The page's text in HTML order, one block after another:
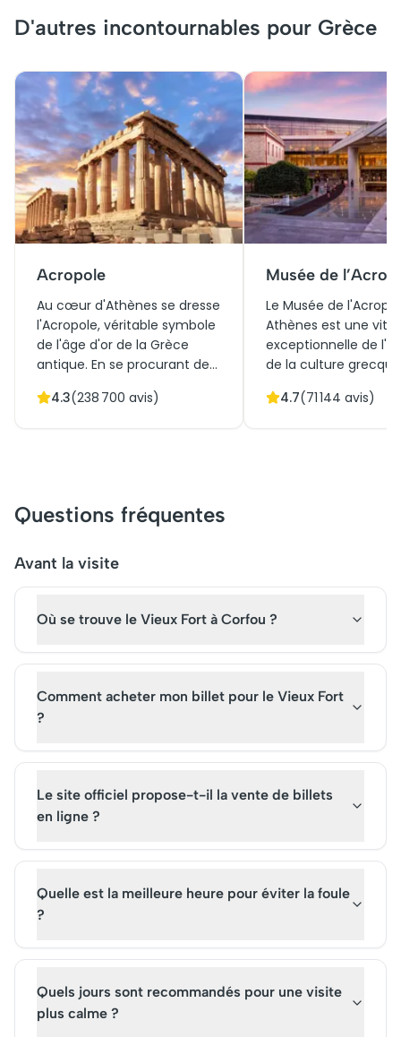
D'autres incontournables pour Grèce
Acropole
Au cœur d'Athènes se dresse
l'Acropole, véritable symbole
de l'âge d'or de la Grèce
antique. En se procurant des
découvre des trésors
immersion dans l'histoire,
entre temples sacrés et vues
Chaque pierre raconte des
voyage captivant dans le
4.3(238 700 avis)
Musée de
Le Musée de
Athènes est une
exceptionnelle de
de la culture
trésors de l'Acropole,
réserver vos billets à
ce lieu culturel
4.7(71 144 avis)
Questions fréquentes
Avant la visite
Où se trouve le Vieux Fort à Corfou ?
Comment acheter mon billet pour le Vieux Fort
?
Le site officiel propose-t-il la vente de billets
en ligne ?
Quelle est la meilleure heure pour éviter la foule
?
Quels jours sont recommandés pour une visite
plus calme ?